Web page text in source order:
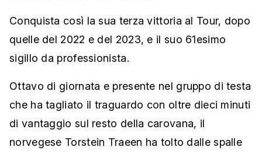
Conquista così la sua terza vittoria al Tour, dopo
quelle del 2022 e del 2023, e il suo 61esimo
sigillo da professionista.
Ottavo di giornata e presente nel gruppo di testa
che ha tagliato il traguardo con oltre dieci minuti
di vantaggio sul resto della carovana, il
norvegese Torstein Traeen ha tolto dalle spalle